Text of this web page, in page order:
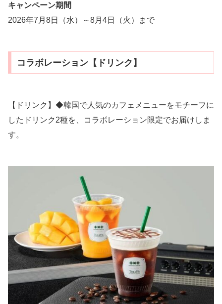
キャンペーン期間
2026年7月8日（水）～8月4日（火）まで
コラボレーション【ドリンク】
【ドリンク】◆韓国で人気のカフェメニューをモチーフに
したドリンク2種を、コラボレーション限定でお届けしま
す。